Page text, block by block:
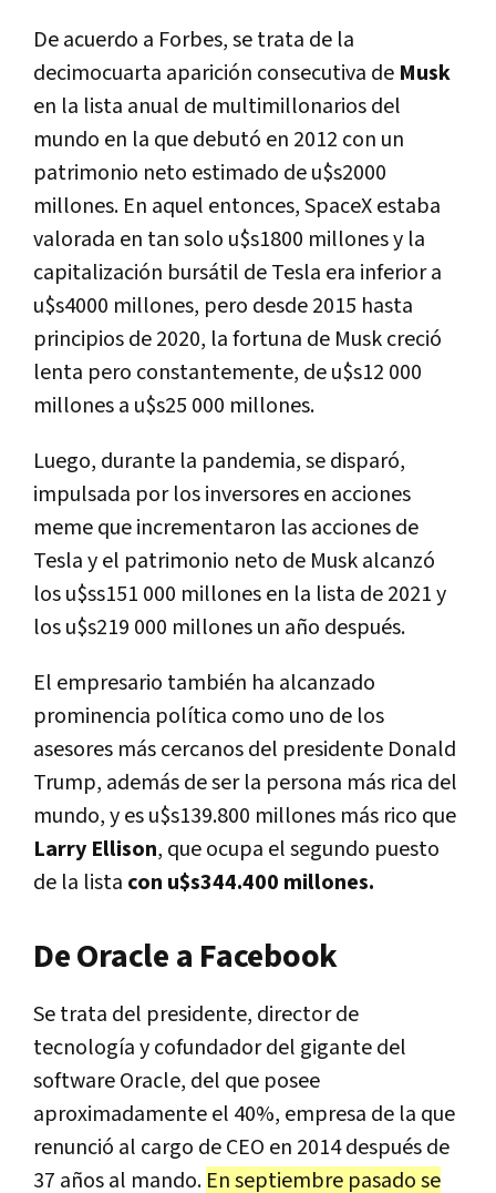
De acuerdo a Forbes, se trata de la
decimocuarta aparición consecutiva de Musk
en la lista anual de multimillonarios del
mundo en la que debutó en 2012 con un
patrimonio neto estimado de u$s2000
millones. En aquel entonces, SpaceX estaba
valorada en tan solo u$s1800 millones y la
capitalización bursátil de Tesla era inferior a
u$s4000 millones, pero desde 2015 hasta
principios de 2020, la fortuna de Musk creció
lenta pero constantemente, de u$s12 000
millones a u$s25 000 millones.
Luego, durante la pandemia, se disparó,
impulsada por los inversores en acciones
meme que incrementaron las acciones de
Tesla y el patrimonio neto de Musk alcanzó
los u$ss151 000 millones en la lista de 2021 y
los u$s219 000 millones un año después.
El empresario también ha alcanzado
prominencia política como uno de los
asesores más cercanos del presidente Donald
Trump, además de ser la persona más rica del
mundo, y es u$s139.800 millones más rico que
Larry Ellison, que ocupa el segundo puesto
de la lista con u$s344.400 millones.
De Oracle a Facebook
Se trata del presidente, director de
tecnología y cofundador del gigante del
software Oracle, del que posee
aproximadamente el 40%, empresa de la que
renunció al cargo de CEO en 2014 después de
37 años al mando. En septiembre pasado se